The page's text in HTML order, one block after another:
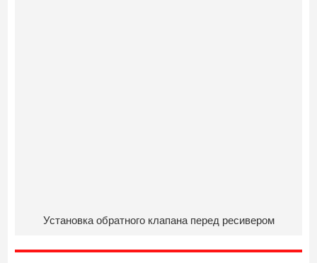
Установка обратного клапана перед ресивером